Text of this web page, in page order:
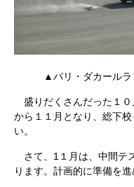
▲パリ・ダカールラ
盛りだくさんだった１０
から１１月となり、総下
い。
さて、1１月は、中間テ
ります。計画的に準備を